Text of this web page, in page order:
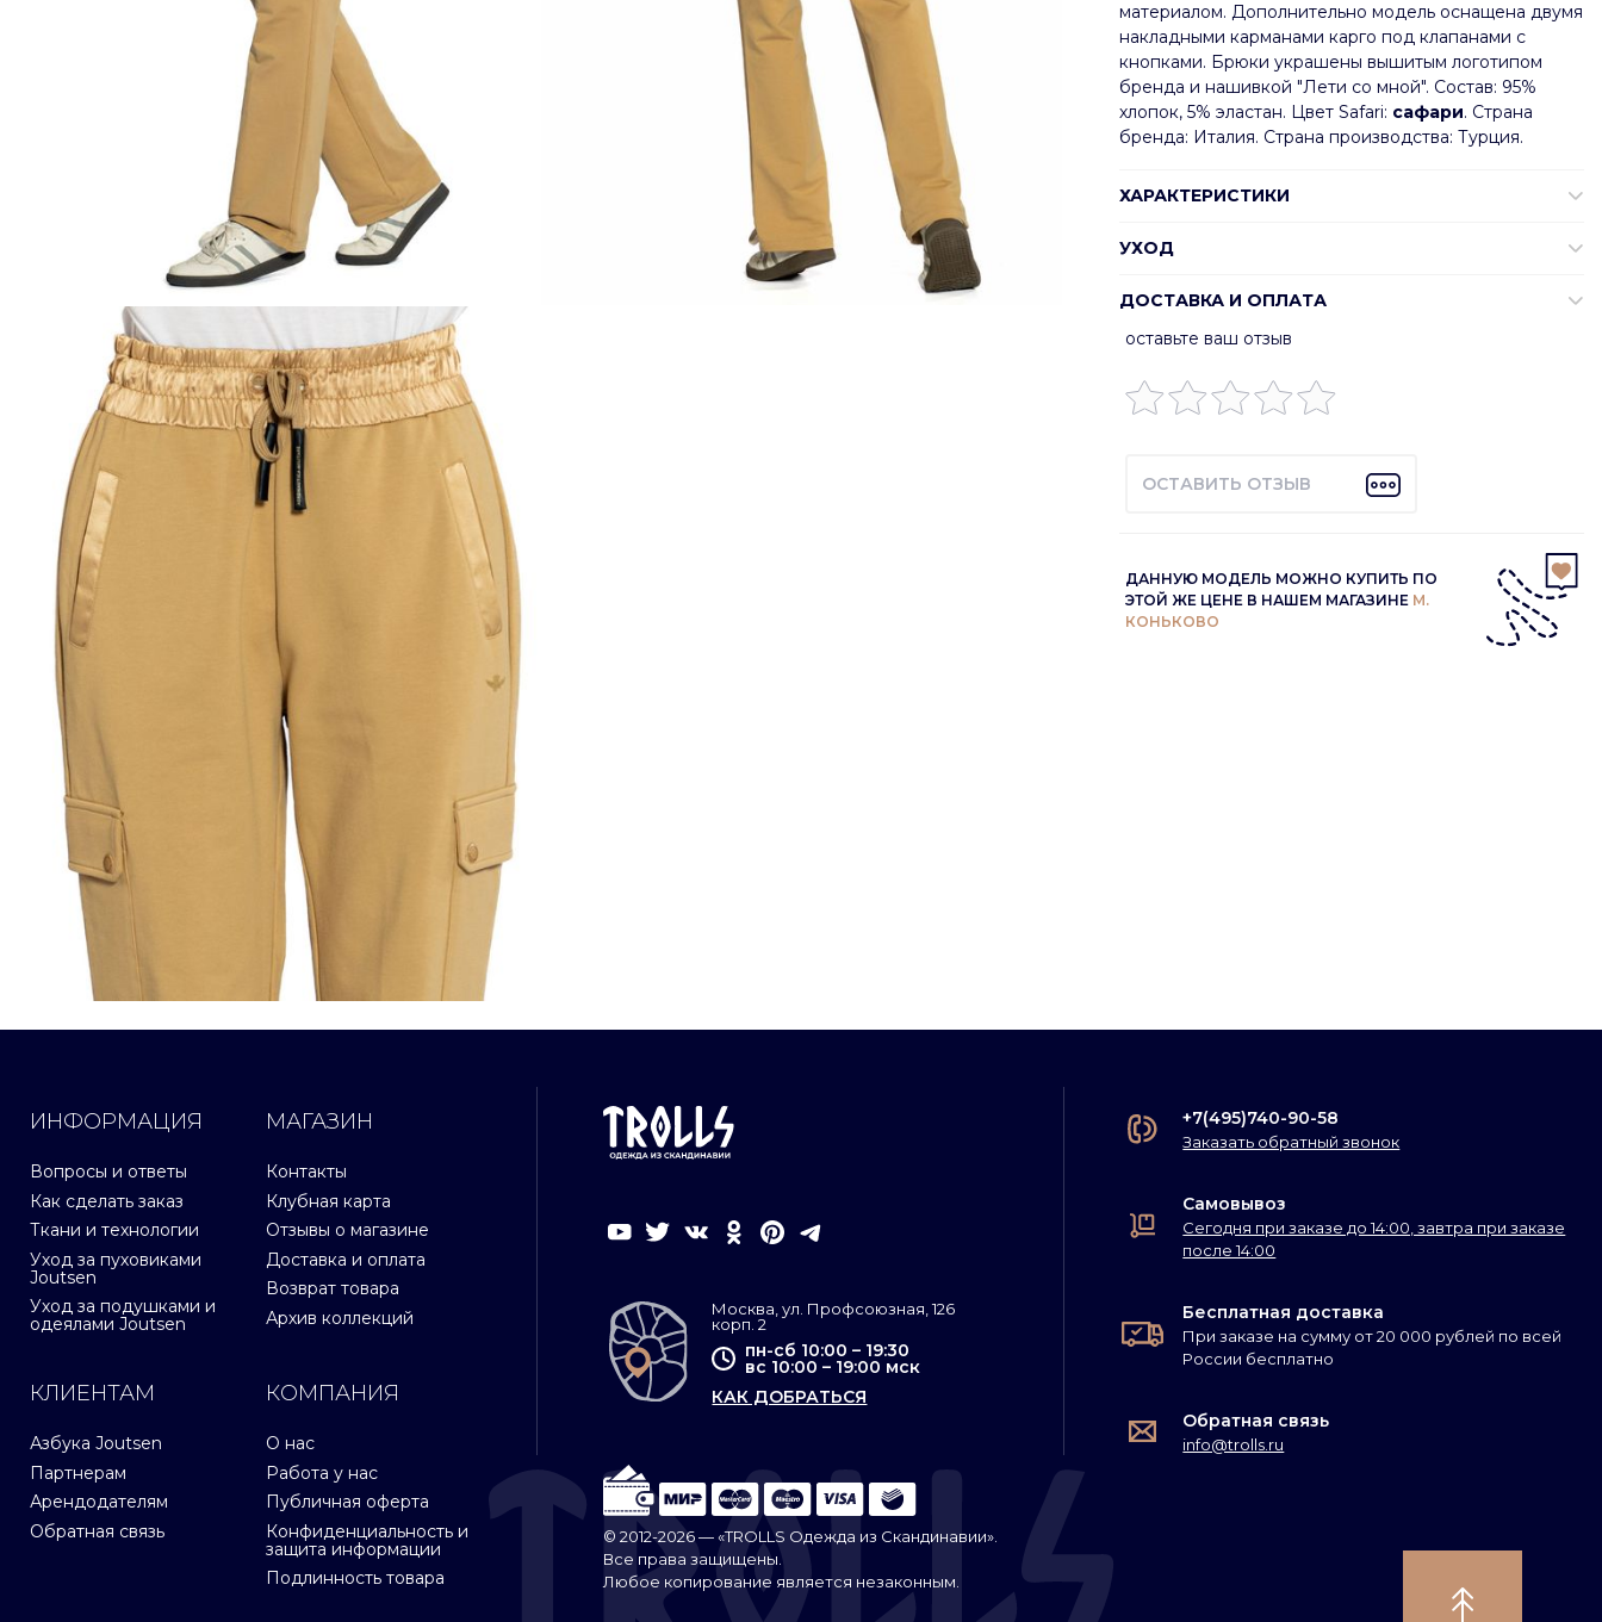
материалом. Дополнительно модель оснащена двумя
накладными карманами карго под клапанами с
кнопками. Брюки украшены вышитым логотипом
бренда и нашивкой "Лети со мной". Состав: 95%
хлопок, 5% эластан. Цвет Safari: сафари. Страна
бренда: Италия. Страна производства: Турция.
ХАРАКТЕРИСТИКИ
УХОД
ДОСТАВКА И ОПЛАТА
оставьте ваш отзыв
ОСТАВИТЬ ОТЗЫВ
ДАННУЮ МОДЕЛЬ МОЖНО КУПИТЬ ПО
ЭТОЙ ЖЕ ЦЕНЕ В НАШЕМ МАГАЗИНЕ М.
КОНЬКОВО
ИНФОРМАЦИЯ
Вопросы и ответы
Как сделать заказ
Ткани и технологии
Уход за пуховиками
Joutsen
Уход за подушками и
одеялами Joutsen
МАГАЗИН
Контакты
Клубная карта
Отзывы о магазине
Доставка и оплата
Возврат товара
Архив коллекций
КЛИЕНТАМ
Азбука Joutsen
Партнерам
Арендодателям
Обратная связь
КОМПАНИЯ
О нас
Работа у нас
Публичная оферта
Конфиденциальность и
защита информации
Подлинность товара
Москва, ул. Профсоюзная, 126
корп. 2
пн-сб 10:00 – 19:30
вс 10:00 – 19:00 мск
КАК ДОБРАТЬСЯ
© 2012-2026 — «TROLLS Одежда из Скандинавии».
Все права защищены.
Любое копирование является незаконным.
+7(495)740-90-58
Заказать обратный звонок
Самовывоз
Сегодня при заказе до 14:00, завтра при заказе
после 14:00
Бесплатная доставка
При заказе на сумму от 20 000 рублей по всей
России бесплатно
Обратная связь
info@trolls.ru